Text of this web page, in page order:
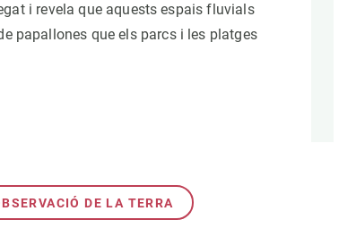
i revela que aquests espais fluvials
papallones que els parcs i les platges
DE LA TERRA